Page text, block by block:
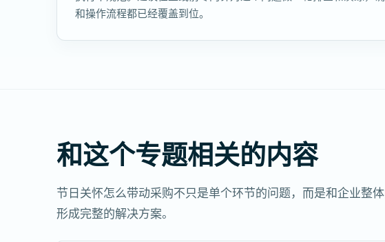
和操作流程都已经覆盖到位。
和这个专题相关的内容
节日关怀怎么带动采购不只是单个环节的问题，而是和企业整
形成完整的解决方案。